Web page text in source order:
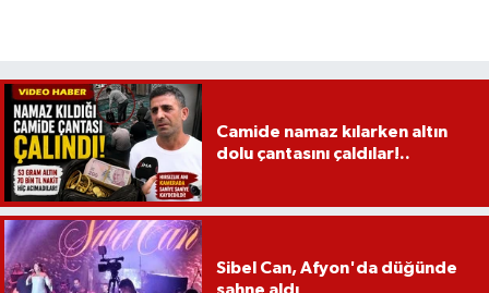
Camide namaz kılarken altın
dolu çantasını çaldılar!..
Sibel Can, Afyon'da düğünde